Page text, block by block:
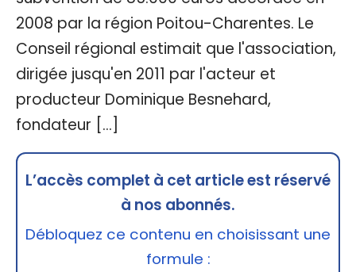
2008 par la région Poitou-Charentes. Le
Conseil régional estimait que l'association,
dirigée jusqu'en 2011 par l'acteur et
producteur Dominique Besnehard,
fondateur […]
L’accès complet à cet article est réservé
à nos abonnés.
Débloquez ce contenu en choisissant une
formule :